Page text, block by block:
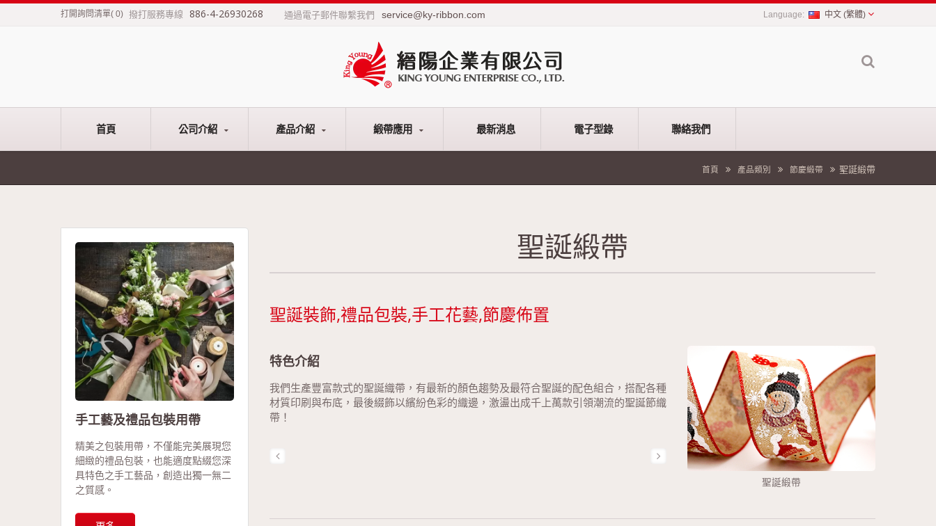
打開詢問清單( 0) 撥打服務專線 886-4-26930268 通過電子郵件聯繫我們 service@ky-ribbon.com 中文 (繁體)
首頁 公司介紹 產品介紹 緞帶應用 最新消息 電子型錄 聯絡我們
首頁 產品類別 節慶緞帶 聖誕緞帶
手工藝及禮品包裝用帶
精美之包裝用帶，不僅能完美展現您
細緻的禮品包裝，也能適度點綴您深
具特色之手工藝品，創造出獨一無二
之質感。
聖誕緞帶
聖誕裝飾,禮品包裝,手工花藝,節慶佈置
聖誕緞帶
特色介紹
我們生產豐富款式的聖誕織帶，有最新的顏色趨勢及最符合聖誕的配色組合，搭配各種
材質印刷與布底，最後綴飾以繽紛色彩的織邊，激盪出成千上萬款引領潮流的聖誕節織
帶！